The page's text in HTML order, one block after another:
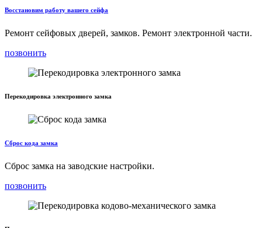
Восстановим работу вашего сейфа
Ремонт сейфовых дверей, замков. Ремонт электронной части.
позвонить
Перекодировка электронного замка
Сброс кода замка
Сброс замка на заводские настройки.
позвонить